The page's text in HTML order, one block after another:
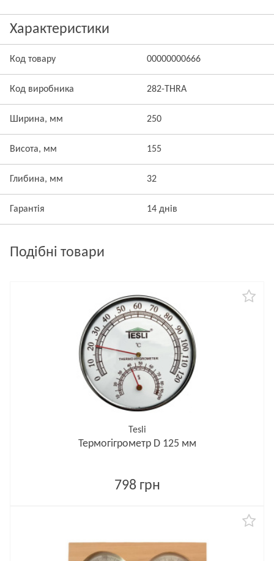
Характеристики
Код товару 00000000666
Код виробника 282-THRA
Ширина, мм 250
Висота, мм 155
Глибина, мм 32
Гарантія 14 днів
Подібні товари
Tesli
Термогігрометр D 125 мм
798 грн